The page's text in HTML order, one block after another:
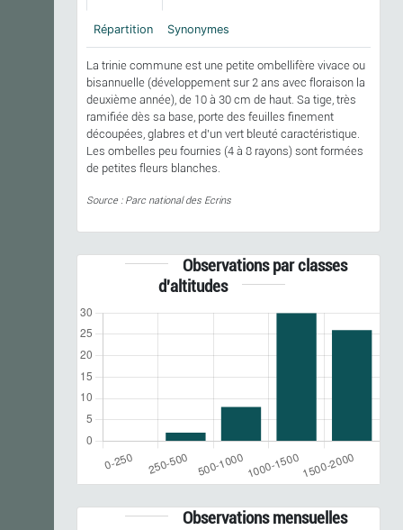
Répartition Synonymes
La trinie commune est une petite ombellifère vivace ou
bisannuelle (développement sur 2 ans avec floraison la
deuxième année), de 10 à 30 cm de haut. Sa tige, très
ramifiée dès sa base, porte des feuilles finement
découpées, glabres et d’un vert bleuté caractéristique.
Les ombelles peu fournies (4 à 8 rayons) sont formées
de petites fleurs blanches.
Source : Parc national des Ecrins
Observations par classes
d'altitudes
Observations mensuelles